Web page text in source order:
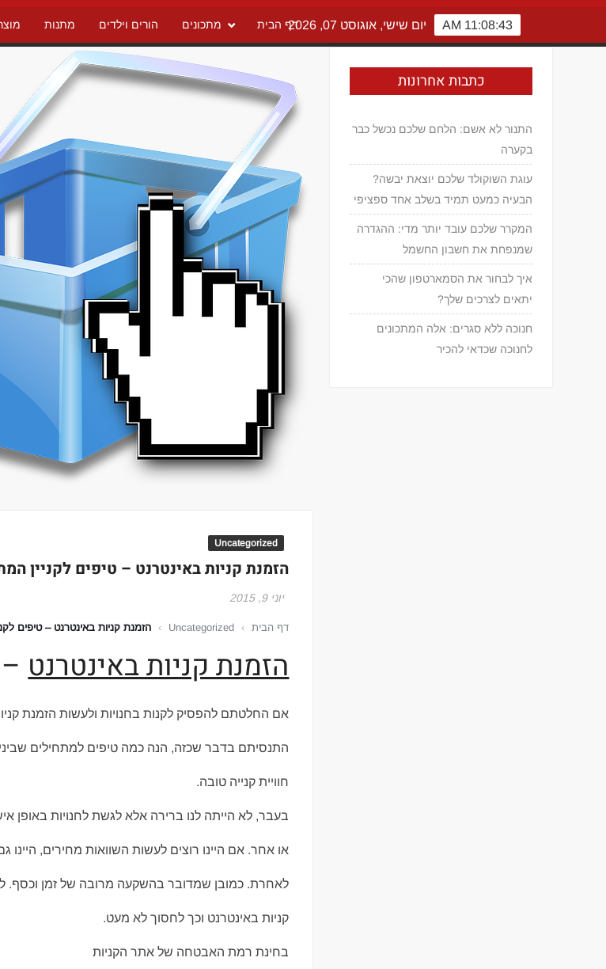
דף הבית מתכונים הורים וילדים מתנות 11:08:44 AM יום שישי, אוגוסט 07, 2026
Uncategorized
הזמנת קניות באינטרנט – טיפים לקניין
יוני 9, 2015
דף הבית ›
Uncategorized
› הזמנת קניות באינטרנט – טיפים
הזמנת קניות באינטרנט–
אם החלטתם להפסיק לקנות בחנויות ולעשות הזמנת
התנסיתם בדבר שכזה, הנה כמה טיפים למתחילים
חוויית קנייה טובה.
בעבר, לא הייתה לנו ברירה אלא לגשת לחנויות באופן
או אחר. אם היינו רוצים לעשות השוואות מחירים,
לאחרת. כמובן שמדובר בהשקעה מרובה של זמן וכסף.
קניות באינטרנט וכך לחסוך לא מעט.
בחינת רמת האבטחה של אתר הקניות
כתבות אחרונות
התנור לא אשם: הלחם שלכם נכשל כבר
בקערה
עוגת השוקולד שלכם יוצאת יבשה?
הבעיה כמעט תמיד בשלב אחד ספציפי
המקרר שלכם עובד יותר מדי: ההגדרה
שמנפחת את חשבון החשמל
איך לבחור את הסמארטפון שהכי
יתאים לצרכים שלך?
חנוכה ללא סגרים: אלה המתכונים
לחנוכה שכדאי להכיר